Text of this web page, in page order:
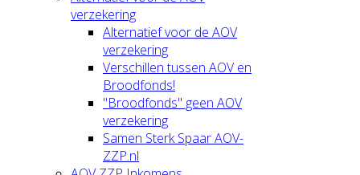
verzekering
Alternatief voor de AOV
verzekering
Verschillen tussen AOV en
Broodfonds!
"Broodfonds" geen AOV
verzekering
Samen Sterk Spaar AOV-
ZZP.nl